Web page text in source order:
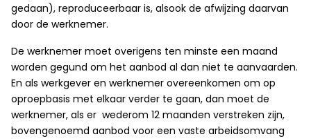
gedaan), reproduceerbaar is, alsook de afwijzing daarvan
door de werknemer.
De werknemer moet overigens ten minste een maand
worden gegund om het aanbod al dan niet te aanvaarden.
En als werkgever en werknemer overeenkomen om op
oproepbasis met elkaar verder te gaan, dan moet de
werknemer, als er wederom 12 maanden verstreken zijn,
bovengenoemd aanbod voor een vaste arbeidsomvang